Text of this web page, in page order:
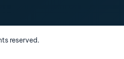
reserved.